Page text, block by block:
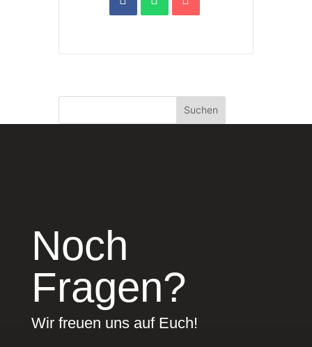
Suchen
Noch
Fragen?
Wir freuen uns auf Euch!